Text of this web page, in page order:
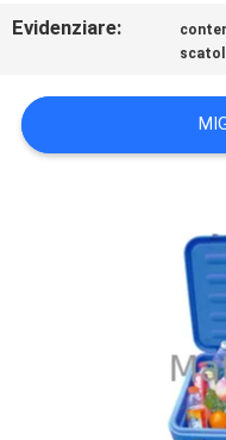
PREVENTIVO
MAPPA
DEL
Evidenziare: